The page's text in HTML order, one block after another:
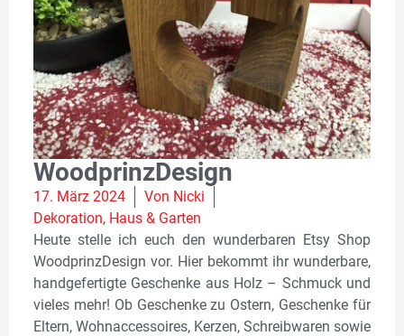
WoodprinzDesign
17. März 2024 Von Nicki
Dekoration, Haus & Garten
Heute stelle ich euch den wunderbaren Etsy Shop
WoodprinzDesign vor. Hier bekommt ihr wunderbare,
handgefertigte Geschenke aus Holz – Schmuck und
vieles mehr! Ob Geschenke zu Ostern, Geschenke für
Eltern, Wohnaccessoires, Kerzen, Schreibwaren sowie